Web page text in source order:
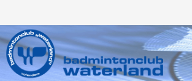
Search for: